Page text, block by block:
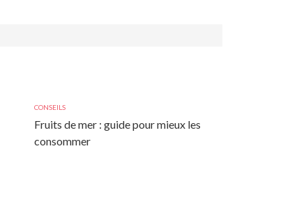
CONSEILS
Fruits de mer : guide pour mieux les
consommer